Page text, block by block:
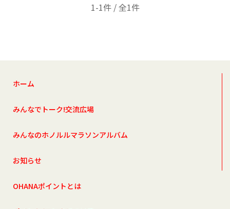
1-1件 / 全1件
ホーム
みんなでトーク!交流広場
みんなのホノルルマラソンアルバム
お知らせ
OHANAポイントとは